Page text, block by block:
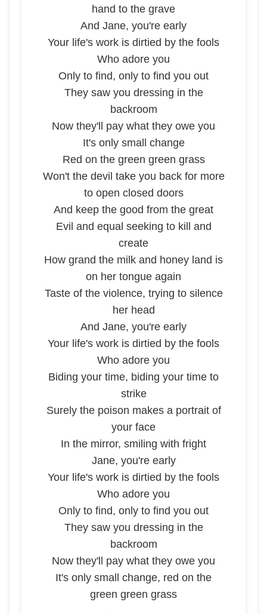
hand to the grave
And Jane, you're early
Your life's work is dirtied by the fools
Who adore you
Only to find, only to find you out
They saw you dressing in the
backroom
Now they'll pay what they owe you
It's only small change
Red on the green green grass
Won't the devil take you back for more
to open closed doors
And keep the good from the great
Evil and equal seeking to kill and
create
How grand the milk and honey land is
on her tongue again
Taste of the violence, trying to silence
her head
And Jane, you're early
Your life's work is dirtied by the fools
Who adore you
Biding your time, biding your time to
strike
Surely the poison makes a portrait of
your face
In the mirror, smiling with fright
Jane, you're early
Your life's work is dirtied by the fools
Who adore you
Only to find, only to find you out
They saw you dressing in the
backroom
Now they'll pay what they owe you
It's only small change, red on the
green green grass